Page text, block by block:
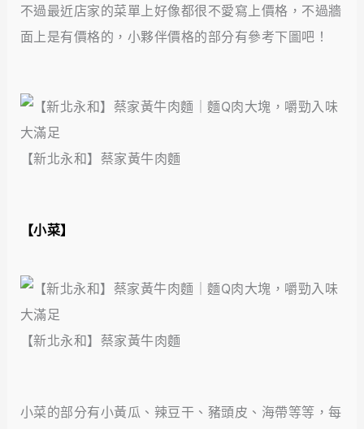
不過最近店家的菜單上好像都很不愛寫上價格，不過牆
面上是有價格的，小夥伴價格的部分有參考下圖吧！
【新北永和】蔡家黃牛肉麵
【小菜】
【新北永和】蔡家黃牛肉麵
小菜的部分有小黃瓜、辣豆干、豬頭皮、海帶等等，每